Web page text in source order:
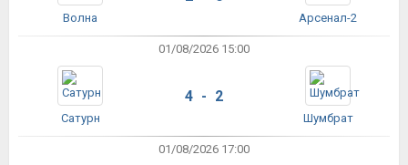
Волна Арсенал-2
01/08/2026 15:00
Сатурн
4 - 2
Шумбрат
01/08/2026 17:00